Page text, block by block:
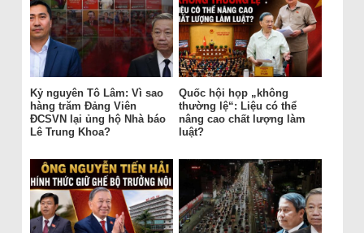
Kỷ nguyên Tô Lâm: Vì sao
hàng trăm Đảng Viên
ĐCSVN lại ủng hộ Nhà báo
Lê Trung Khoa?
Quốc hội họp „không
thường lệ“: Liệu có thể
nâng cao chất lượng làm
luật?